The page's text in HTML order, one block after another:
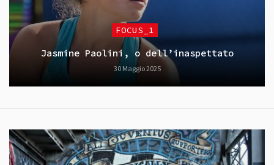
FOCUS_1
Jasmine Paolini, o dell’inaspettato
30 Maggio 2025